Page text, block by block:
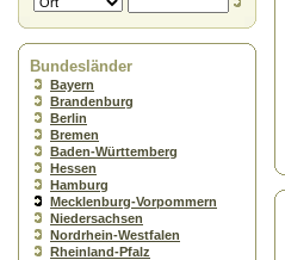
Bundesländer
Bayern
Brandenburg
Berlin
Bremen
Baden-Württemberg
Hessen
Hamburg
Mecklenburg-Vorpommern
Niedersachsen
Nordrhein-Westfalen
Rheinland-Pfalz